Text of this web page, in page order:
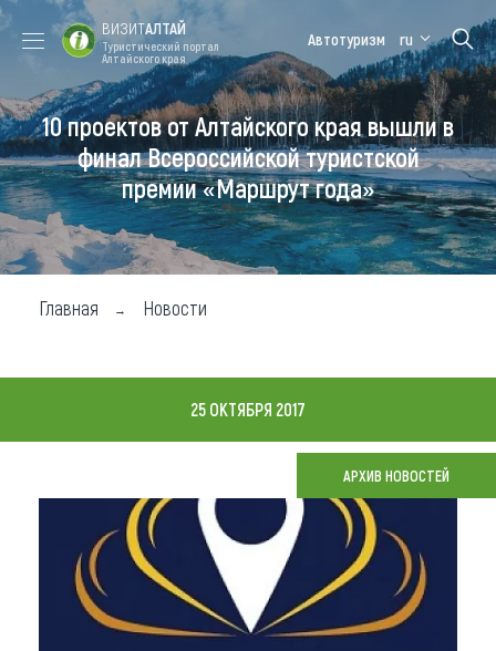
Форум VISIT
ALTAI
Цветение
маральника
Медицинский
форум
Алтайская
зимовка
Туры
Где побывать
Чем заняться
Карта
Что привезти (сувениры)
О регионе
Коллекция впечатлений
ВИЗИТАЛТАЙ
Туристический портал
Алтайского края
Автотуризм ru
10 проектов от Алтайского края вышли в
финал Всероссийской туристской
премии «Маршрут года»
Главная Новости
25 ОКТЯБРЯ 2017
АРХИВ НОВОСТЕЙ